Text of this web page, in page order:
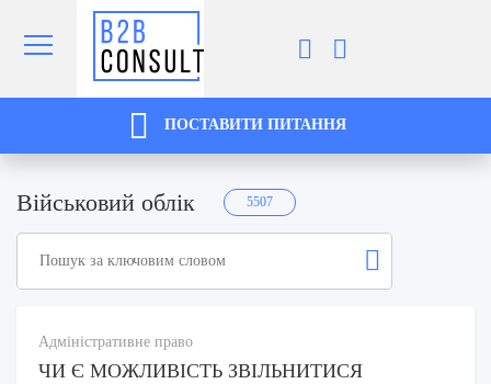
ПОСТАВИТИ ПИТАННЯ
Військовий облік 5507
Адміністративне право
ЧИ Є МОЖЛИВІСТЬ ЗВІЛЬНИТИСЯ